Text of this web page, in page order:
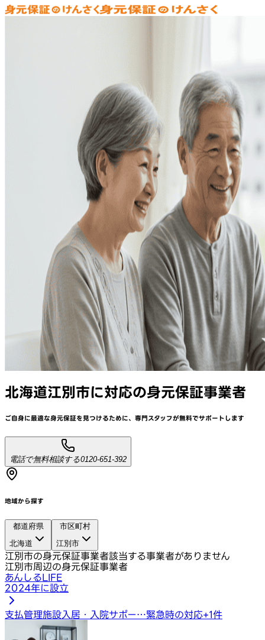
北海道江別市に対応の身元保証事業者
ご自身に最適な身元保証を見つけるために、 専門スタッフが無料でサポートします
電話で無料相談する0120-651-392
地域から探す
都道府県
北海道
市区町村
江別市
江別市の身元保証事業者該当する事業者がありません
江別市周辺の身元保証事業者
あんしるLIFE
2024年に設立
支払管理施設入居・入院サポー…緊急時の対応+1件